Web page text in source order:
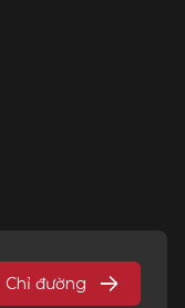
Chỉ đường